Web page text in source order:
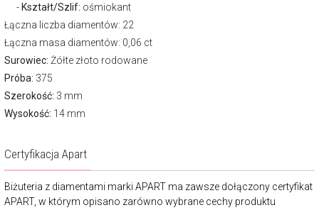
Kształt/Szlif: ośmiokant
Łączna liczba diamentów: 22
Łączna masa diamentów: 0,06 ct
Surowiec: Żółte złoto rodowane
Próba: 375
Szerokość: 3 mm
Wysokość: 14 mm
Certyfikacja Apart
Biżuteria z diamentami marki APART ma zawsze dołączony certyfikat
APART, w którym opisano zarówno wybrane cechy produktu